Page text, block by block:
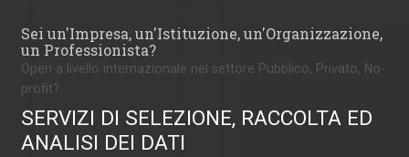
Sei un'Impresa, un'Istituzione, un'Organizzazione,
un Professionista?
Operi a livello internazionale nel settore Pubblico, Privato, No-
profit?
SERVIZI DI SELEZIONE, RACCOLTA ED
ANALISI DEI DATI